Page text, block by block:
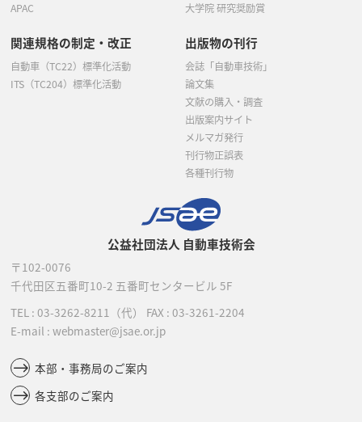
公益社団法人 自動車技術会
〒102-0076
千代田区五番町10-2 五番町センタービル 5F
TEL : 03-3262-8211 （代） FAX : 03-3261-2204
E-mail : webmaster@jsae.or.jp
本部・事務局のご案内
各支部のご案内
APAC
大学院 研究奨励賞
関連規格の制定・改正
自動車（TC22）標準化活動
ITS（TC204）標準化活動
出版物の刊行
会誌「自動車技術」
論文集
文献の購入・調査
出版案内サイト
メルマガ発行
刊行物正誤表
各種刊行物